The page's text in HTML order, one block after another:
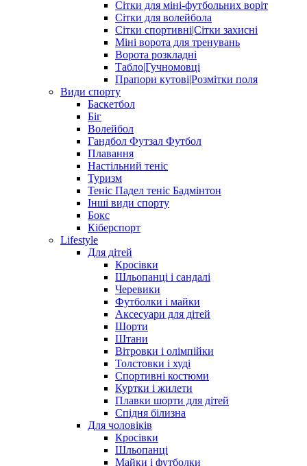
Сітки для міні-футбольних воріт
Сітки для волейбола
Сітки спортивні|Cітки захисні
Міні ворота для тренувань
Ворота розкладні
Табло|Гучномовці
Прапори кутові|Розмітки поля
Види спорту
Баскетбол
Біг
Волейбол
Гандбол Футзал Футбол
Плавання
Настільний теніс
Туризм
Теніс Падел теніс Бадмінтон
Інші види спорту
Бокс
Кіберспорт
Lifestyle
Для дітей
Кросівки
Шльопанці і сандалі
Черевики
Футболки і майки
Аксесуари для дітей
Шорти
Штани
Вітровки і олімпійки
Толстовки і худі
Спортивні костюми
Куртки і жилети
Плавки шорти для дітей
Спідня білизна
Для чоловіків
Кросівки
Шльопанці
Майки і футболки